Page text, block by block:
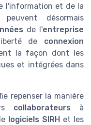
l'information et de la
désormais
de l'entreprise
de connexion
la façon dont les
et intégrées dans
repenser la manière
collaborateurs à
logiciels SIRHet les